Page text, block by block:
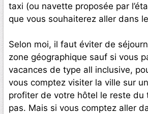
taxi (ou navette proposée par
que vous souhaiterez aller dans
Selon moi, il faut éviter de
zone géographique sauf si vous
vacances de type all inclusive,
vous comptez visiter la ville sur
profiter de votre hôtel le reste du
pas. Mais si vous comptez aller